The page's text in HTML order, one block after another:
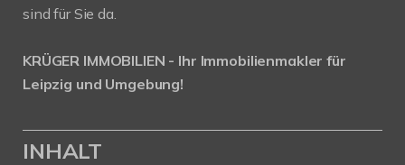
sind für Sie da.
KRÜGER IMMOBILIEN - Ihr Immobilienmakler für
Leipzig und Umgebung!
INHALT